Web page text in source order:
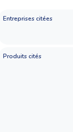
Entreprises citées
Produits cités